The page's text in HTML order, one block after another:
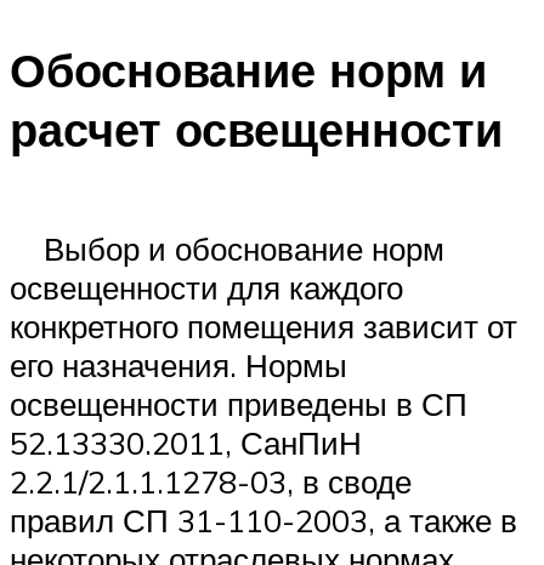
Обоснование норм и
расчет освещенности
Выбор и обоснование норм
освещенности для каждого
конкретного помещения зависит от
его назначения. Нормы
освещенности приведены в СП
52.13330.2011, СанПиН
2.2.1/2.1.1.1278-03, в своде
правил СП 31-110-2003, а также в